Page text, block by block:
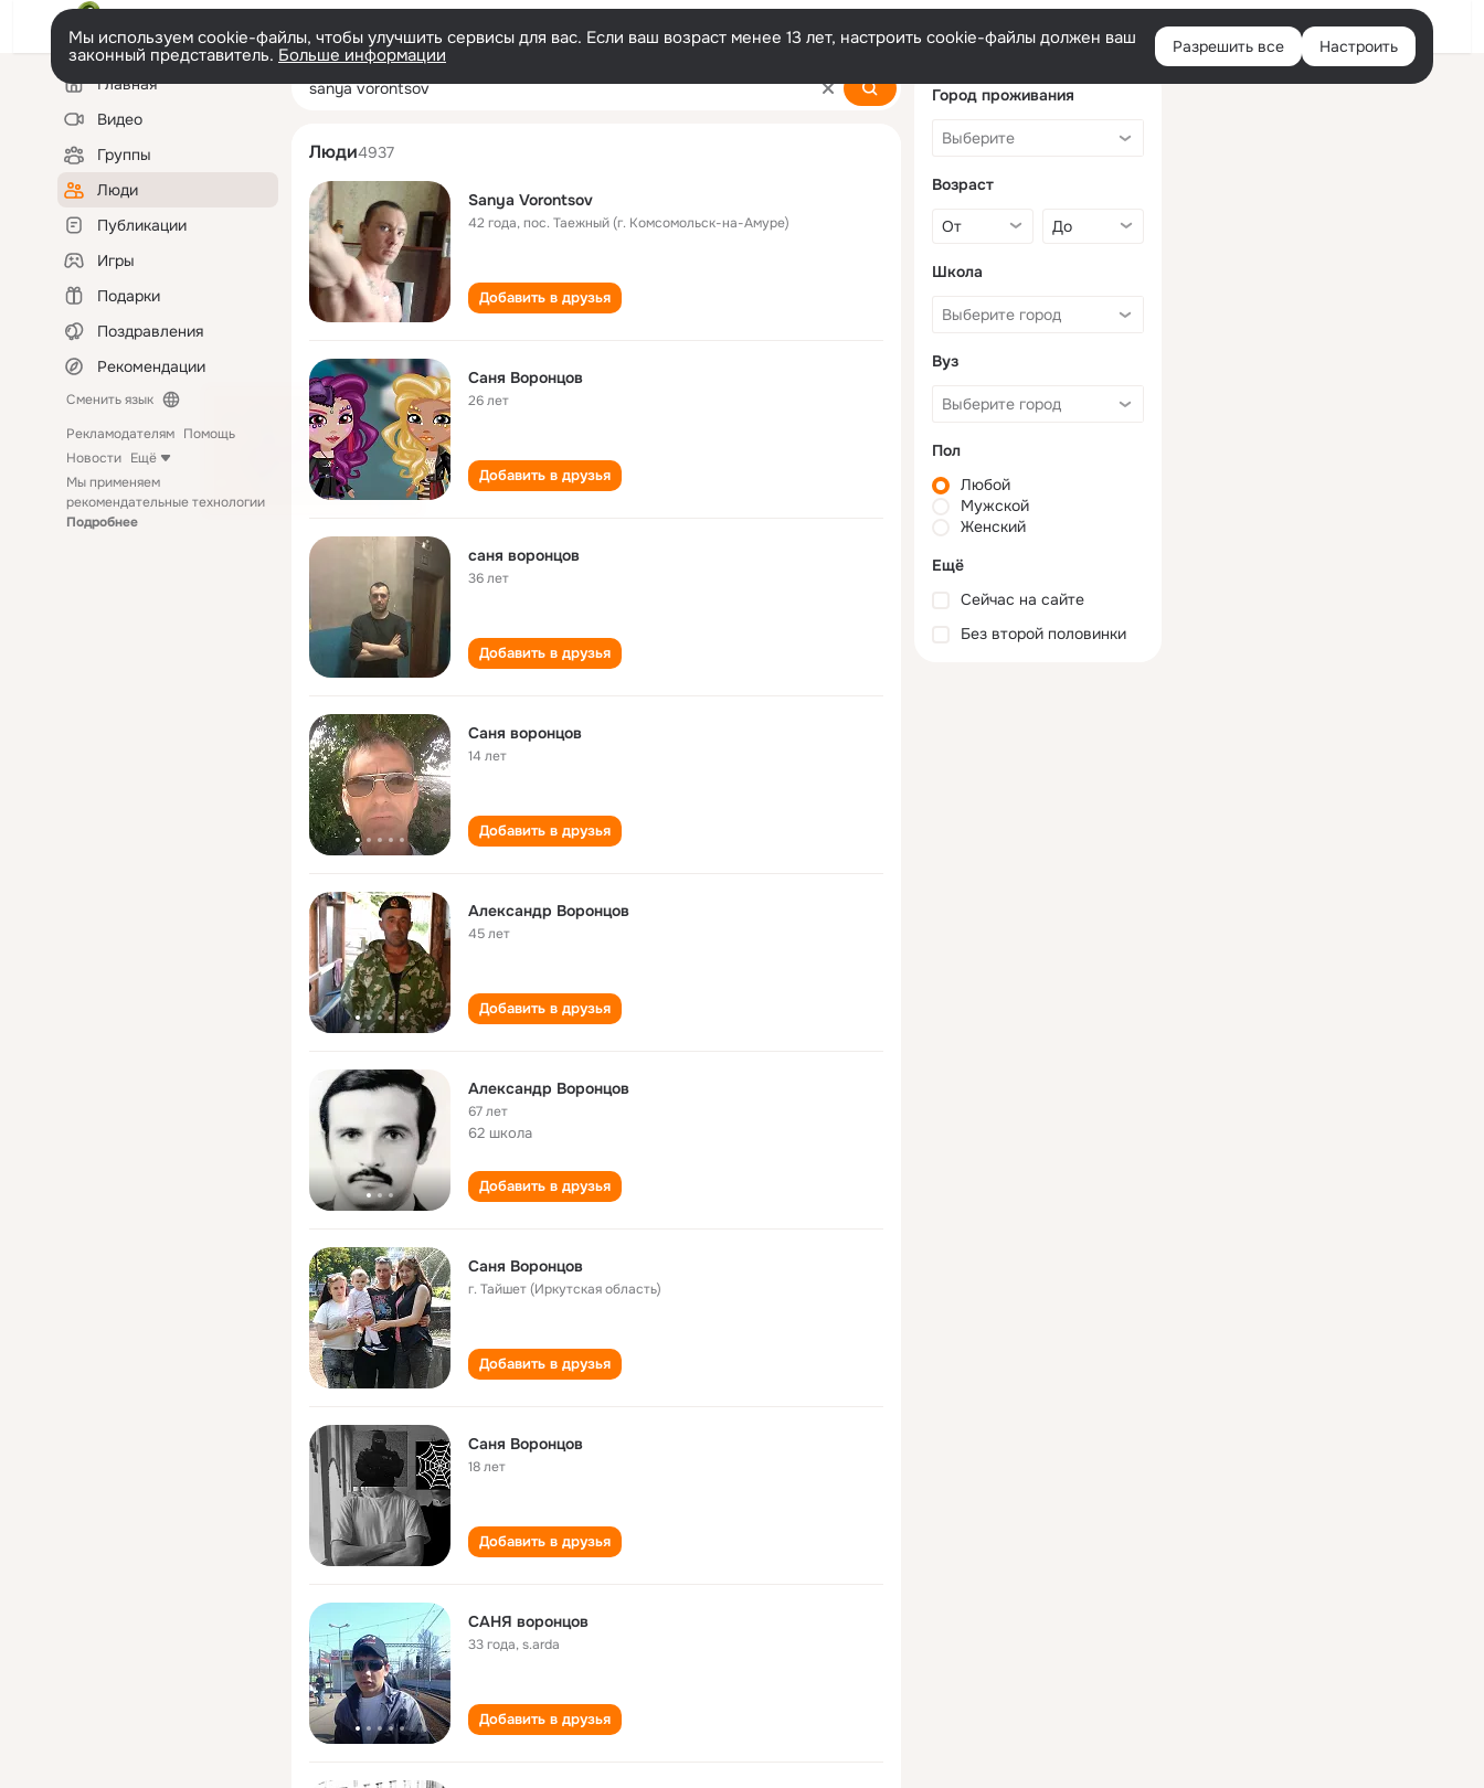
Войти
Мы используем cookie-файлы, чтобы улучшить сервисы для вас. Если ваш возраст менее 13 лет, настроить cookie-файлы должен ваш
законный представитель. Больше информации Разрешить все Настроить
Левая
колонкаГлавная
Видео
Группы
Люди
Публикации
Игры
Подарки
Поздравления
Рекомендации
Сменить язык
Рекламодателям Помощь
Новости Ещё
Мы применяем
рекомендательные технологии
Подробнее
sanya vorontsov
Люди4937
Sanya Vorontsov
42 года,пос. Таежный (г. Комсомольск-на-Амуре)
Добавить в друзья
Саня Воронцов
26 лет
Добавить в друзья
саня воронцов
36 лет
Добавить в друзья
Саня воронцов
14 лет
Добавить в друзья
Александр Воронцов
45 лет
Добавить в друзья
Александр Воронцов
67 лет
62 школа
Добавить в друзья
Саня Воронцов
г. Тайшет (Иркутская область)
Добавить в друзья
Саня Воронцов
18 лет
Добавить в друзья
САНЯ воронцов
33 года,s.arda
Добавить в друзья
Город проживания
Возраст
Школа
Вуз
Пол
Любой
Мужской
Женский
Ещё
Сейчас на сайте
Без второй половинки